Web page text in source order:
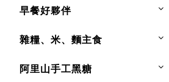
早餐好夥伴
雜糧、米、麵主食
阿里山手工黑糖